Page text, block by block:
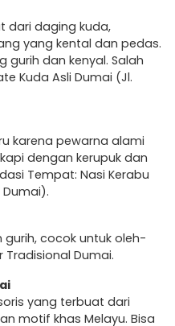
dari daging kuda,
yang kental dan pedas.
gurih dan kenyal. Salah
Kuda Asli Dumai (Jl.
karena pewarna alami
dengan kerupuk dan
Tempat: Nasi Kerabu
gurih, cocok untuk oleh-
Tradisional Dumai.
yang terbuat dari
motif khas Melayu. Bisa